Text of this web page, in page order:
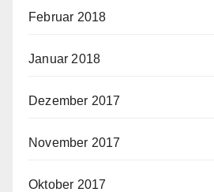
Februar 2018
Januar 2018
Dezember 2017
November 2017
Oktober 2017